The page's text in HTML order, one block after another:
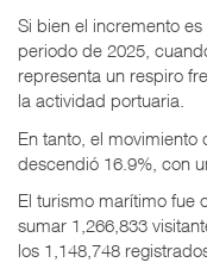
Si bien el incremento
periodo de 2025,
representa un respiro
la actividad portuaria.
En tanto, el movimiento
descendió 16.9%, con
El turismo marítimo fue
sumar 1,266,833
los 1,148,748